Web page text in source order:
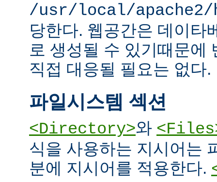
/usr/local/
당한다. 웹공간은 데이타
로 생성될 수 있기때문에
직접 대응될 필요는 없다.
파일시스템 섹션
<Directory>와
식을 사용하는 지시어는
분에 지시어를 적용한다.